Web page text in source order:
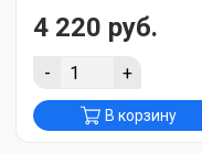
4 220 руб.
- +
В корзину